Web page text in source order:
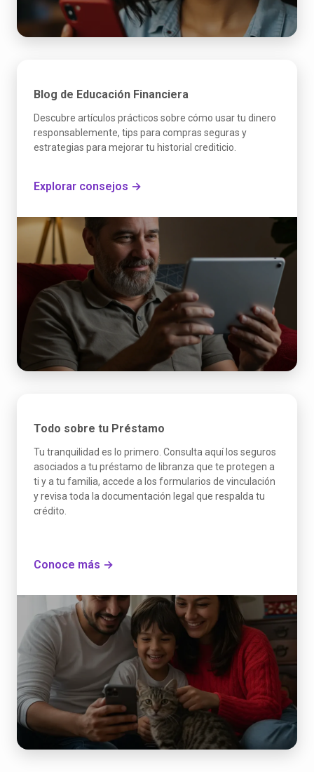
Blog de Educación Financiera
Descubre artículos prácticos sobre cómo usar tu dinero
responsablemente, tips para compras seguras y
estrategias para mejorar tu historial crediticio.
Explorar consejos →
Todo sobre tu Préstamo
Tu tranquilidad es lo primero. Consulta aquí los seguros
asociados a tu préstamo de libranza que te protegen a
ti y a tu familia, accede a los formularios de vinculación
y revisa toda la documentación legal que respalda tu
crédito.
Conoce más →